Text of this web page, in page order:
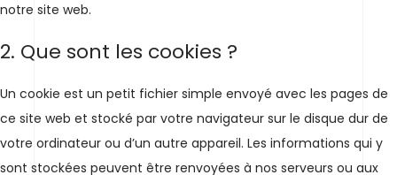
notre site web.
2. Que sont les cookies ?
Un cookie est un petit fichier simple envoyé avec les pages de
ce site web et stocké par votre navigateur sur le disque dur de
votre ordinateur ou d’un autre appareil. Les informations qui y
sont stockées peuvent être renvoyées à nos serveurs ou aux